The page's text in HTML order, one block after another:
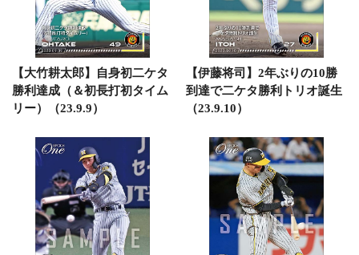
【大竹耕太郎】自身初二ケタ
勝利達成（＆初長打初タイム
リー）（23.9.9）
【伊藤将司】2年ぶりの10勝
到達で二ケタ勝利トリオ誕生
（23.9.10）